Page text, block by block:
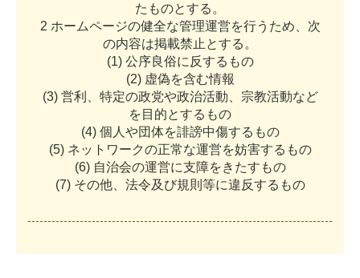
た ものとする 。
2 ホー ムページの健全な管理運営を行う ため
次
の内容は掲載禁 止 とする 。
(1) 公序良俗に 反する もの
(2) 虚偽を含む情報
(3) 営利 特定の政党や政治活動 宗教活動など
を 目 的とする もの
(4) 個 人 や団体を誹謗中傷する もの
(5) ネッ ト ワークの正常な運営を妨害する もの
(6) 自治会の運営に支障をき たす もの
(7) その他、 法令及 び規則 等に違反する もの